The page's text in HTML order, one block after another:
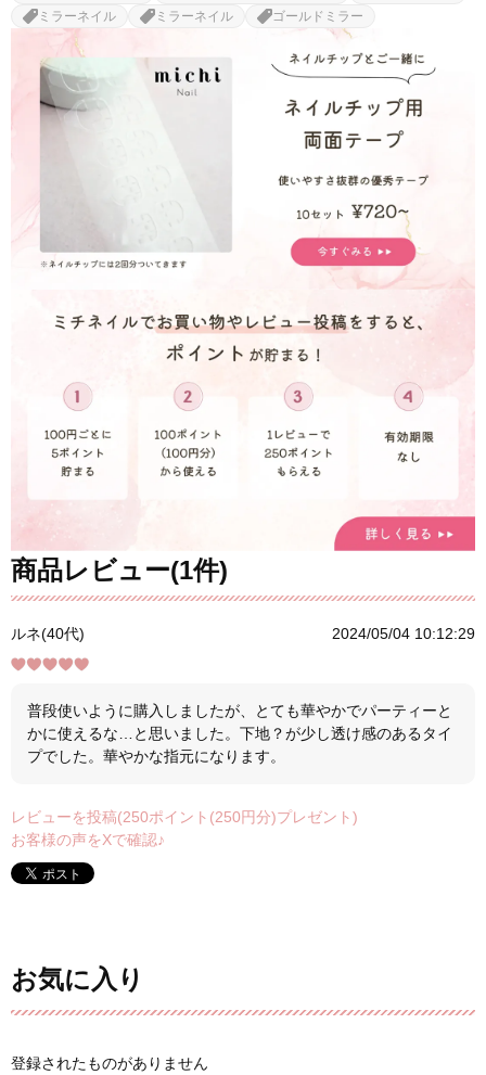
ミラーネイル ミラーネイル ゴールドミラー
商品レビュー(1件)
ルネ(40代) 2024/05/04 10:12:29
普段使いように購入しましたが、とても華やかでパーティーと
かに使えるな…と思いました。下地？が少し透け感のあるタイ
プでした。華やかな指元になります。
レビューを投稿(250ポイント(250円分)プレゼント)
お客様の声をXで確認♪
お気に入り
登録されたものがありません